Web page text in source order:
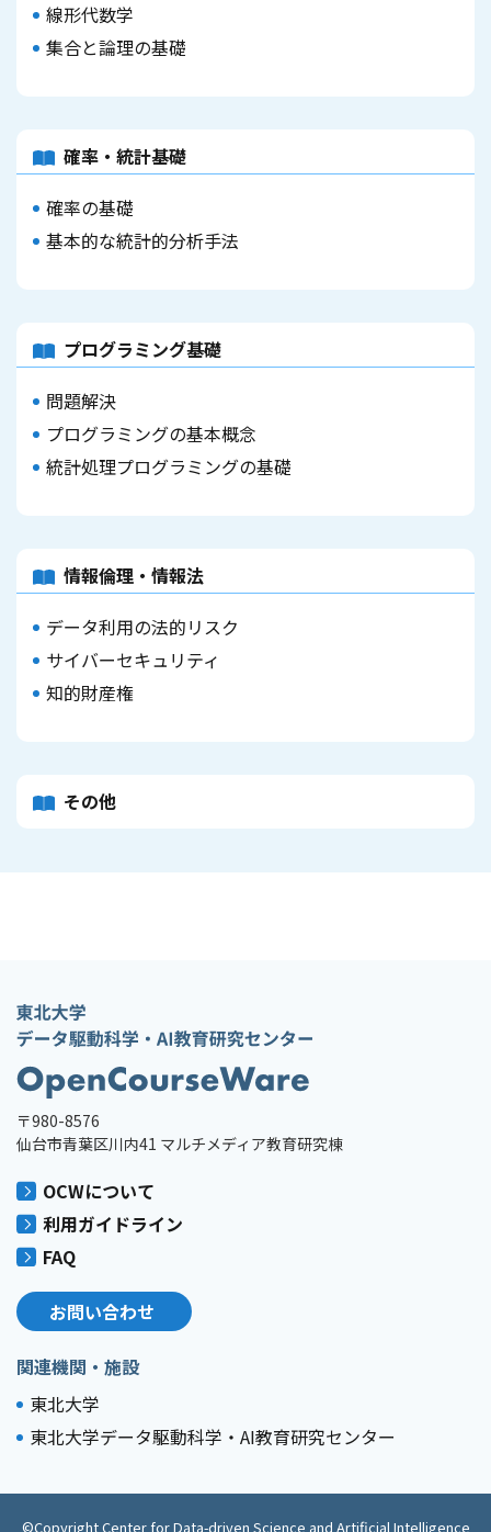
線形代数学
集合と論理の基礎
確率・統計基礎
確率の基礎
基本的な統計的分析手法
プログラミング基礎
問題解決
プログラミングの基本概念
統計処理プログラミングの基礎
情報倫理・情報法
データ利用の法的リスク
サイバーセキュリティ
知的財産権
その他
〒980-8576
仙台市青葉区川内41 マルチメディア教育研究棟
OCWについて
利用ガイドライン
FAQ
お問い合わせ
関連機関・施設
東北大学
東北大学データ駆動科学・AI教育研究センター
©Copyright Center for Data-driven Science and Artificial Intelligence